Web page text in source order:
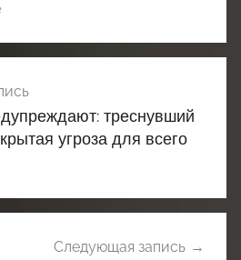
треснувший
угроза для всего
Следующая запись